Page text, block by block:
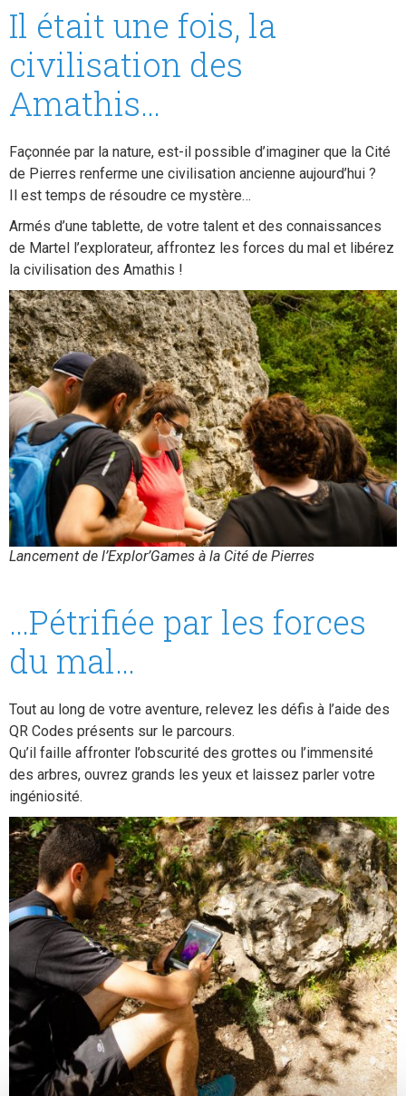
Il était une fois, la
civilisation des
Amathis…
Façonnée par la nature, est-il possible d’imaginer que la Cité
de Pierres renferme une civilisation ancienne aujourd’hui ?
Il est temps de résoudre ce mystère…
Armés d’une tablette, de votre talent et des connaissances
de Martel l’explorateur, affrontez les forces du mal et libérez
la civilisation des Amathis !
Lancement de l’Explor’Games à la Cité de Pierres
…Pétrifiée par les forces
du mal…
Tout au long de votre aventure, relevez les défis à l’aide des
QR Codes présents sur le parcours.
Qu’il faille affronter l’obscurité des grottes ou l’immensité
des arbres, ouvrez grands les yeux et laissez parler votre
ingéniosité.